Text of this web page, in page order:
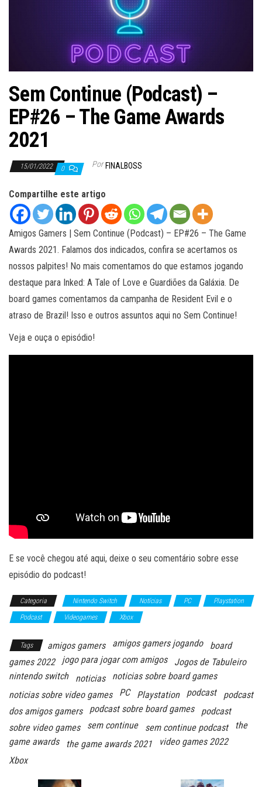
Sem Continue (Podcast) –
EP#26 – The Game Awards
2021
15/01/2022 0 Por FINALBOSS
Compartilhe este artigo
Amigos Gamers | Sem Continue (Podcast) – EP#26 – The Game
Awards 2021. Falamos dos indicados, confira se acertamos os
nossos palpites! No mais comentamos do que estamos jogando
destaque para Inked: A Tale of Love e Guardiões da Galáxia. De
board games comentamos da campanha de Resident Evil e o
atraso de Brazil! Isso e outros assuntos aqui no Sem Continue!
Veja e ouça o episódio!
E se você chegou até aqui, deixe o seu comentário sobre esse
episódio do podcast!
Categoria Nintendo Switch Notícias PC
Playstation
Podcast
Videogames Xbox
Tags amigos gamers amigos gamers jogando
board
games 2022
jogo para jogar com amigos
Jogos de Tabuleiro
nintendo switch
noticias
noticias sobre board games
noticias sobre video games
PC Playstation podcast
podcast
dos amigos gamers
podcast sobre board games
podcast
sobre video games
sem continue sem continue podcast
the
game awards
the game awards 2021
video games 2022
Xbox